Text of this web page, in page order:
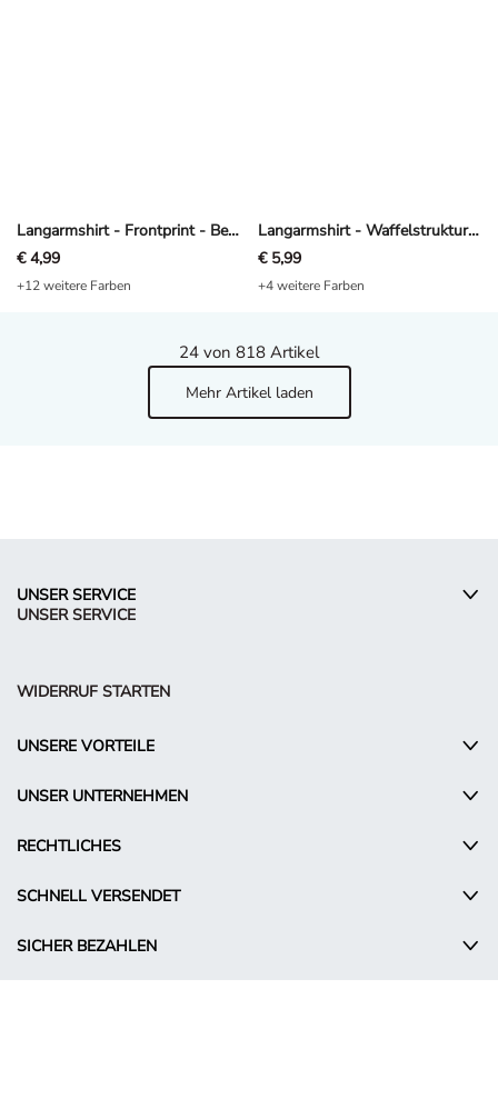
Langarmshirt - Frontprint - Beige
€ 4,99
+12 weitere Farben
Langarmshirt - Waffelstruktur - Dunkelgrau
€ 5,99
+4 weitere Farben
24 von 818 Artikel
Mehr Artikel laden
UNSER SERVICE
UNSER SERVICE
WIDERRUF STARTEN
UNSERE VORTEILE
UNSER UNTERNEHMEN
RECHTLICHES
SCHNELL VERSENDET
SICHER BEZAHLEN